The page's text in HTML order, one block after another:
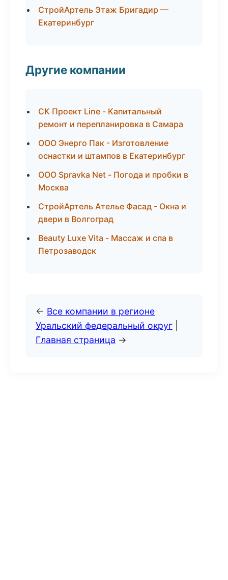
СтройАртель Этаж Бригадир —
Екатеринбург
Другие компании
СК Проект Line - Капитальный
ремонт и перепланировка в Самара
ООО Энерго Пак - Изготовление
оснастки и штампов в Екатеринбург
ООО Spravka Net - Погода и пробки в
Москва
СтройАртель Ателье Фасад - Окна и
двери в Волгоград
Beauty Luxe Vita - Массаж и спа в
Петрозаводск
← Все компании в регионе
Уральский федеральный округ
Главная страница →